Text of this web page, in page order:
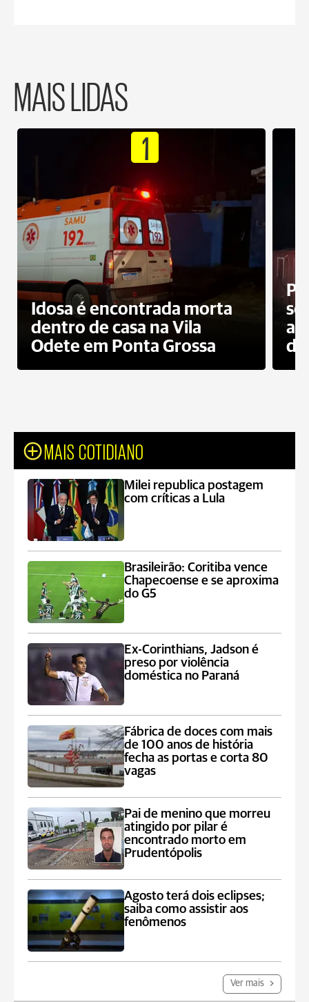
MAIS LIDAS
1
Idosa é encontrada morta
dentro de casa na Vila
Odete em Ponta Grossa
do
MAIS COTIDIANO
Milei republica postagem
com críticas a Lula
Brasileirão: Coritiba vence
Chapecoense e se aproxima
do G5
Ex-Corinthians, Jadson é
preso por violência
doméstica no Paraná
Fábrica de doces com mais
de 100 anos de história
fecha as portas e corta 80
vagas
Pai de menino que morreu
atingido por pilar é
encontrado morto em
Prudentópolis
Agosto terá dois eclipses;
saiba como assistir aos
fenômenos
Ver mais